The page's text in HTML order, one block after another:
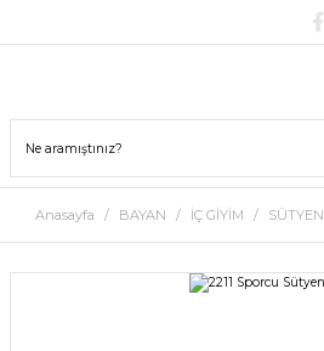
Anasayfa BAYAN İÇ GİYİM SÜTYEN